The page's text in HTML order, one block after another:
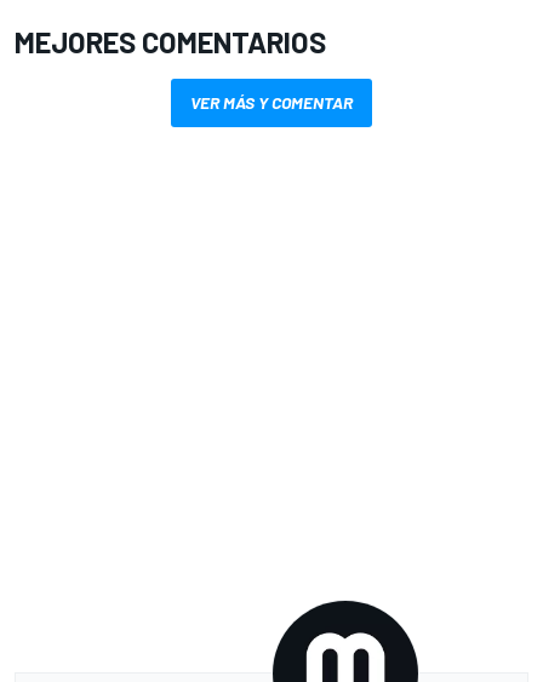
MEJORES COMENTARIOS
VER MÁS Y COMENTAR